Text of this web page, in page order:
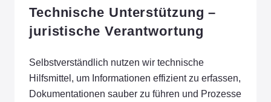
Technische Unterstützung –
juristische Verantwortung
Selbstverständlich nutzen wir technische
Hilfsmittel, um Informationen effizient zu erfassen,
Dokumentationen sauber zu führen und Prozesse